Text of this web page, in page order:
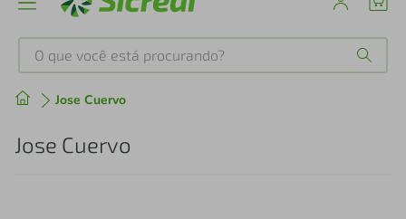
O que você está procurando?
Jose Cuervo
Jose Cuervo
Produtos mais buscados